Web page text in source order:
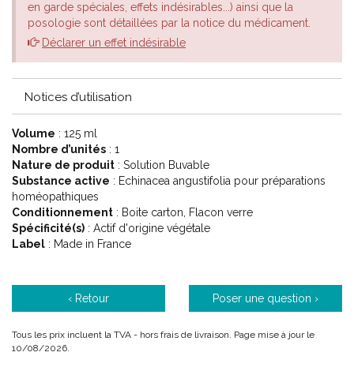
en garde spéciales, effets indésirables...) ainsi que la
posologie sont détaillées par la notice du médicament.
Déclarer un effet indésirable
Notices d’utilisation
Volume : 125 ml
Nombre d’unités : 1
Nature de produit : Solution Buvable
Substance active : Echinacea angustifolia pour préparations
homéopathiques
Conditionnement : Boite carton, Flacon verre
Spécificité(s) : Actif d'origine végétale
Label : Made in France
‹ Retour Poser une question ›
Tous les prix incluent la TVA - hors frais de livraison. Page mise à jour le
10/08/2026.